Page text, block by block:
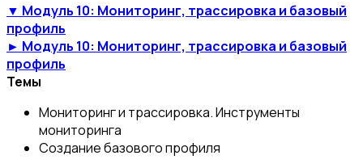
▼ Модуль 10: Мониторинг, трассировка и базовый
профиль
► Модуль 10: Мониторинг, трассировка и базовый
профиль
Темы
Мониторинг и трассировка. Инструменты
мониторинга
Создание базового профиля